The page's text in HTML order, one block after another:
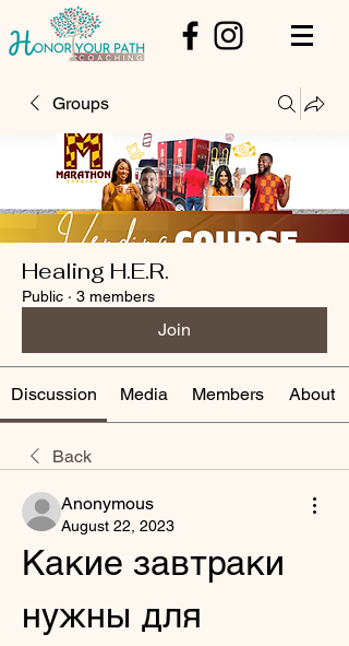
Groups
Healing H.E.R.
Public · 3 members
Join
Discussion Media Members About
Back
Anonymous
August 22, 2023
Какие завтраки
нужны для